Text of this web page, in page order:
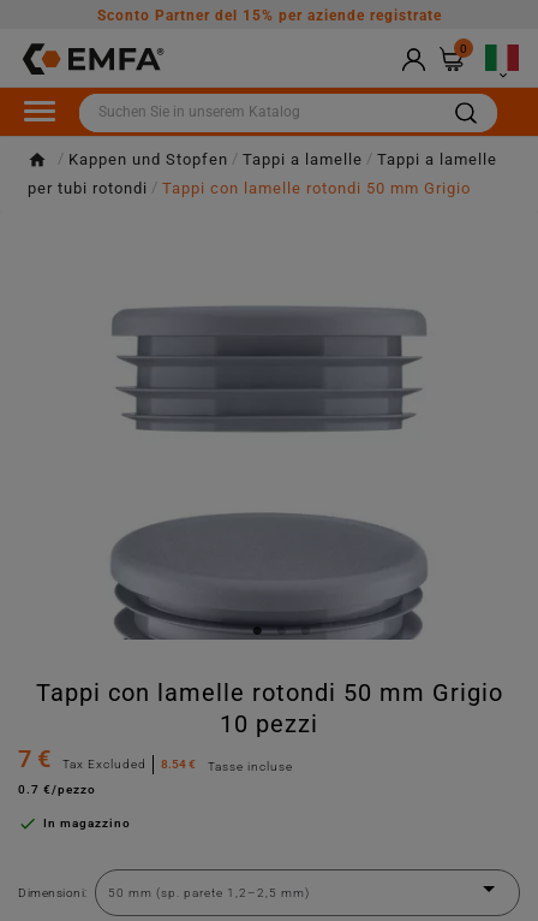
Sconto Partner del 15% per aziende registrate
0

Kappen und Stopfen Tappi a lamelle
Tappi a lamelle
per tubi rotondi
Tappi con lamelle rotondi 50 mm Grigio
Tappi con lamelle rotondi 50 mm Grigio
10 pezzi
7 €
Tax Excluded 8.54 €
Tasse incluse
0.7 €/pezzo
 In magazzino
Dimensioni: